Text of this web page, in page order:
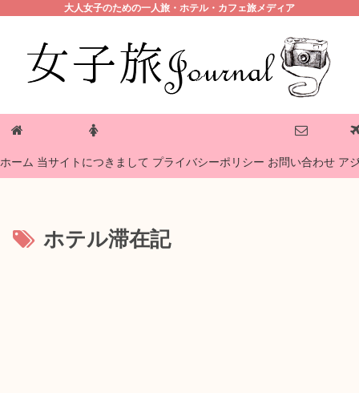
大人女子のための一人旅・ホテル・カフェ旅メディア
ホーム 当サイトにつきまして プライバシーポリシー お問い合わせ ア
ホテル滞在記